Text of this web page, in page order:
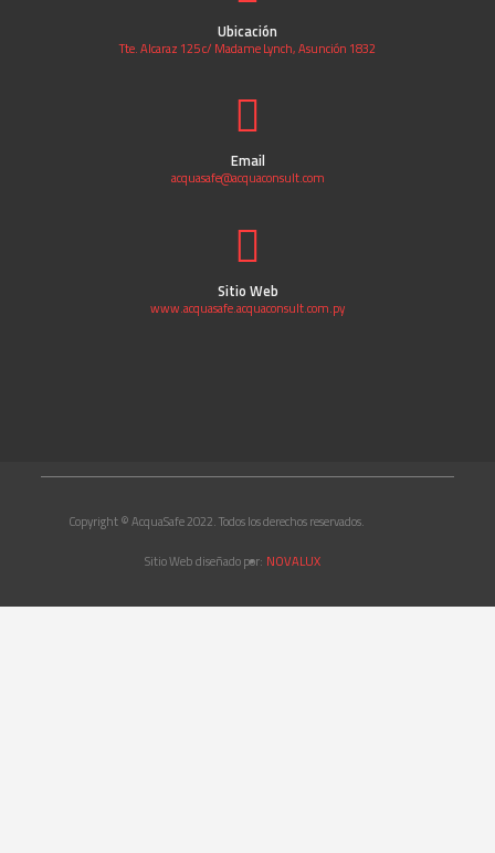
Ubicación
Tte. Alcaraz 125 c/ Madame Lynch, Asunción 1832
Email
acquasafe@acquaconsult.com
Sitio Web
www.acquasafe.acquaconsult.com.py
Copyright © AcquaSafe 2022. Todos los derechos reservados.
Sitio Web diseñado por: NOVALUX